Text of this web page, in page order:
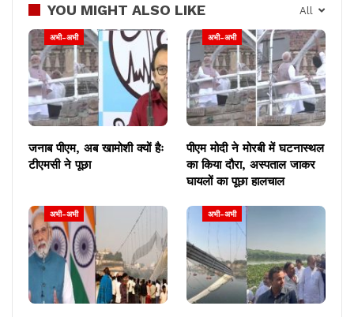
All
YOU MIGHT ALSO LIKE
अभी-अभी
जनाब पीएम, अब खामोशी क्यों हैः
टीएमसी ने पूछा
अभी-अभी
पीएम मोदी ने मोरबी में घटनास्थल
का किया दौरा, अस्पताल जाकर
घायलों का पूछा हालचाल
अभी-अभी अभी-अभी